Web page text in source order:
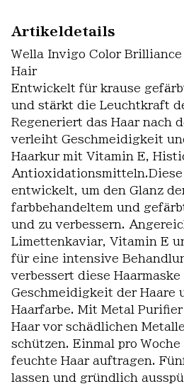
Artikeldetails
Wella Invigo Color Brilliance
Hair
Entwickelt für krause
und stärkt die Leuchtkraft
Regeneriert das Haar nach
verleiht Geschmeidigkeit
Haarkur mit Vitamin E,
Antioxidationsmitteln.Diese
entwickelt, um den Glanz
farbbehandeltem und
und zu verbessern.
Limettenkaviar, Vitamin E
für eine intensive
verbessert diese
Geschmeidigkeit der Haare
Haarfarbe. Mit Metal
Haar vor schädlichen
schützen. Einmal pro
feuchte Haar auftragen.
lassen und gründlich